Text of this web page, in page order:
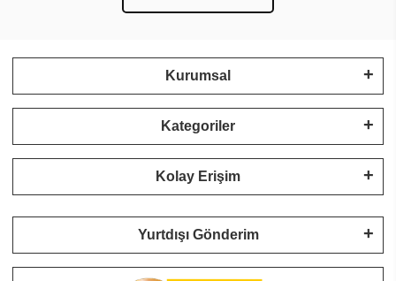
Kurumsal
Kategoriler
Kolay Erişim
Yurtdışı Gönderim